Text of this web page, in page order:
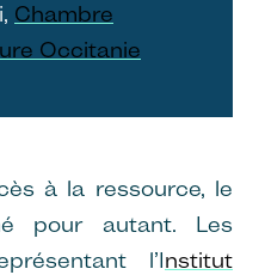
Chambre
Occitanie
à la ressource, le
pour autant. Les
l’Institut